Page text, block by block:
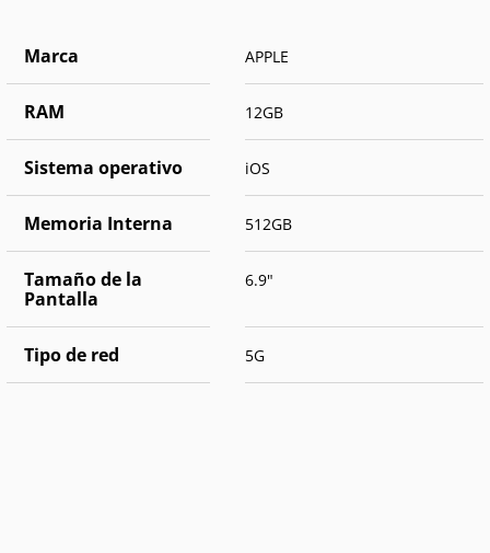
Marca APPLE
RAM 12GB
Sistema operativo iOS
Memoria Interna 512GB
Tamaño de la
Pantalla
6.9"
Tipo de red 5G